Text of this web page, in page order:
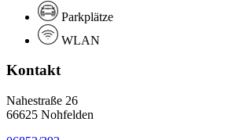
Parkplätze
WLAN
Kontakt
Nahestraße 26
66625 Nohfelden